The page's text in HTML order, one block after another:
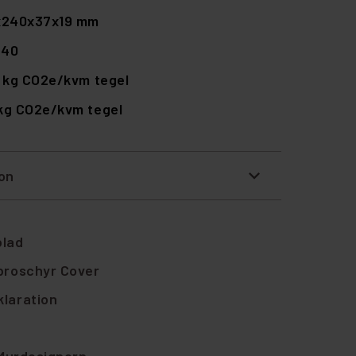
mm
CO2e/kvm tegel
CO2e/kvm tegel
Cover